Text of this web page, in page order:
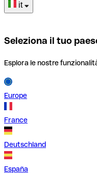
it
Seleziona il tuo
Esplora le nostre
Europe
France
Deutschland
España